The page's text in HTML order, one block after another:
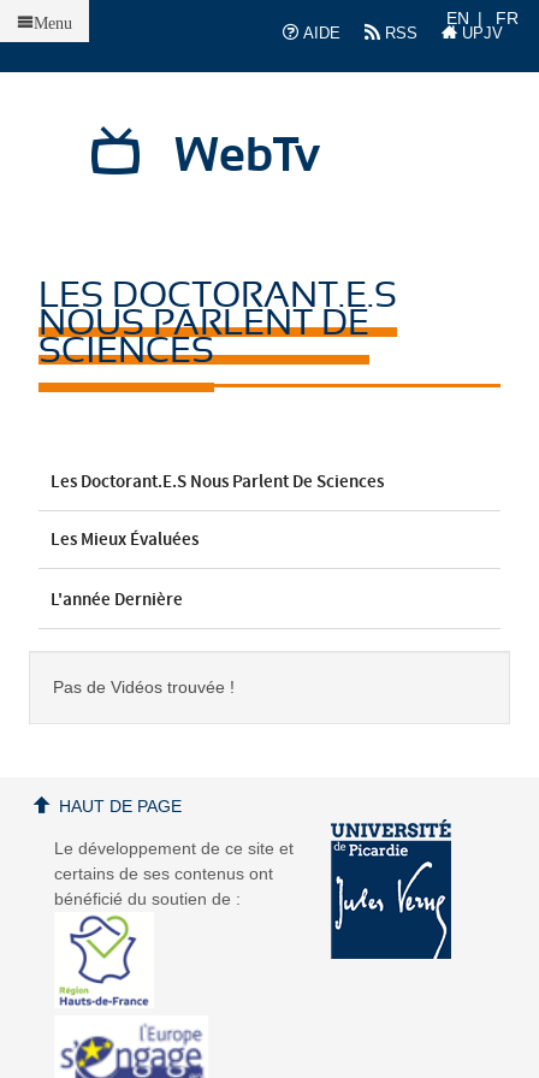
AIDE
RSS UPJV
EN FR
WebTv
Menu
LES DOCTORANT.E.S
NOUS PARLENT DE
SCIENCES
Les Doctorant.e.s Nous Parlent De Sciences
Les Mieux Évaluées
L'année Dernière
Pas de Vidéos trouvée !
Le développement de ce site et
certains de ses contenus ont
bénéficié du soutien de :
HAUT DE PAGE